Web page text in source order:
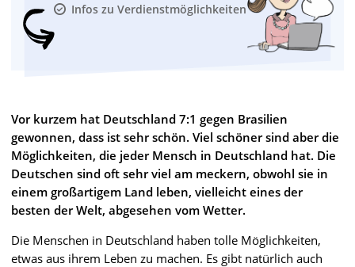
Infos zu Verdienstmöglichkeiten
Vor kurzem hat Deutschland 7:1 gegen Brasilien
gewonnen, dass ist sehr schön. Viel schöner sind aber die
Möglichkeiten, die jeder Mensch in Deutschland hat. Die
Deutschen sind oft sehr viel am meckern, obwohl sie in
einem großartigem Land leben, vielleicht eines der
besten der Welt, abgesehen vom Wetter.
Die Menschen in Deutschland haben tolle Möglichkeiten,
etwas aus ihrem Leben zu machen. Es gibt natürlich auch